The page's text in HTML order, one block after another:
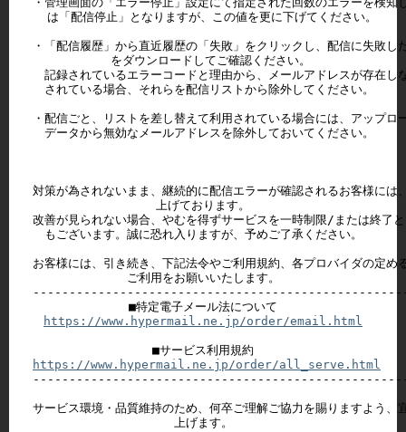
  は「配信停止」となりますが、この値を更に下げてください。
・「配信履歴」から直近履歴の「失敗」をクリックし、配信に失敗し
  をダウンロードしてご確認ください。
記録されているエラーコードと理由から、メールアドレスが存在し
されている場合、それらを配信リストから除外してください。
・配信ごと、リストを差し替えて利用されている場合には、アップロ
データから無効なメールアドレスを除外しておいてください。
対策が為されないまま、継続的に配信エラーが確認されるお客様には
上げております。
改善が見られない場合、やむを得ずサービスを一時制限/または終了
もございます。誠に恐れ入りますが、予めご了承ください。
お客様には、引き続き、下記法令やご利用規約、各プロバイダの定め
ご利用をお願いいたします。
https://www.hypermail.ne.jp/order/email.html
https://www.hypermail.ne.jp/order/all_serve.html
サービス環境・品質維持のため、何卒ご理解ご協力を賜りますよう、
上げます。